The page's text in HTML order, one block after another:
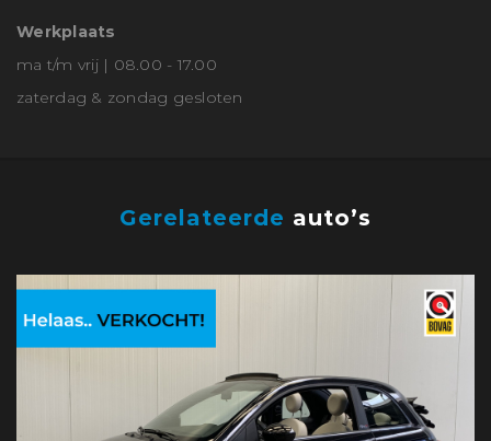
Werkplaats
ma t/m vrij | 08.00 - 17.00
zaterdag & zondag gesloten
Gerelateerde auto’s